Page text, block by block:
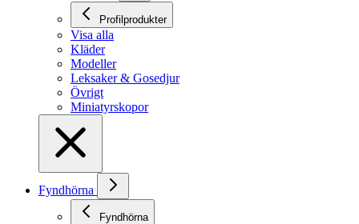
Profilprodukter
Visa alla
Kläder
Modeller
Leksaker & Gosedjur
Övrigt
Miniatyrskopor
Fyndhörna
Fyndhörna